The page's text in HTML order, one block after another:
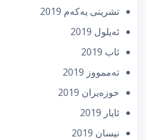
تشرینی یه‌كه‌م 2019
ئه‌یلول 2019
ئاب 2019
تەممووز 2019
حوزه‌یران 2019
ئایار 2019
نیسان 2019